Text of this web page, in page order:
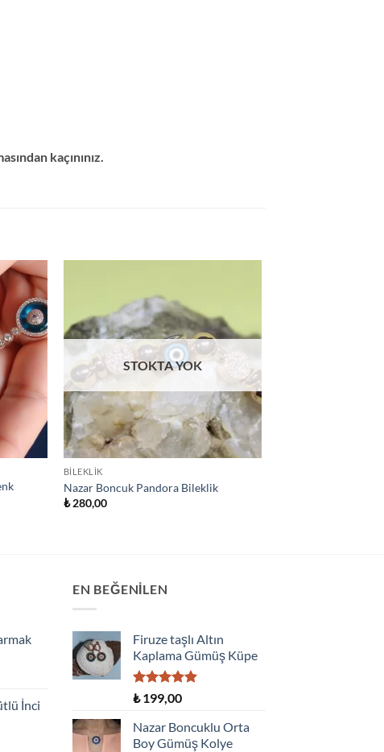
kaçınınız.
STOKTA YOK
BILEKLIK
Nazar Boncuk Pandora Bileklik
₺280,00
İnci
EN BEĞENILEN
Firuze taşlı Altın
Kaplama Gümüş Küpe
5 üzerinden
oy
aldı
₺199,00
Nazar Boncuklu Orta
Boy Gümüş Kolye